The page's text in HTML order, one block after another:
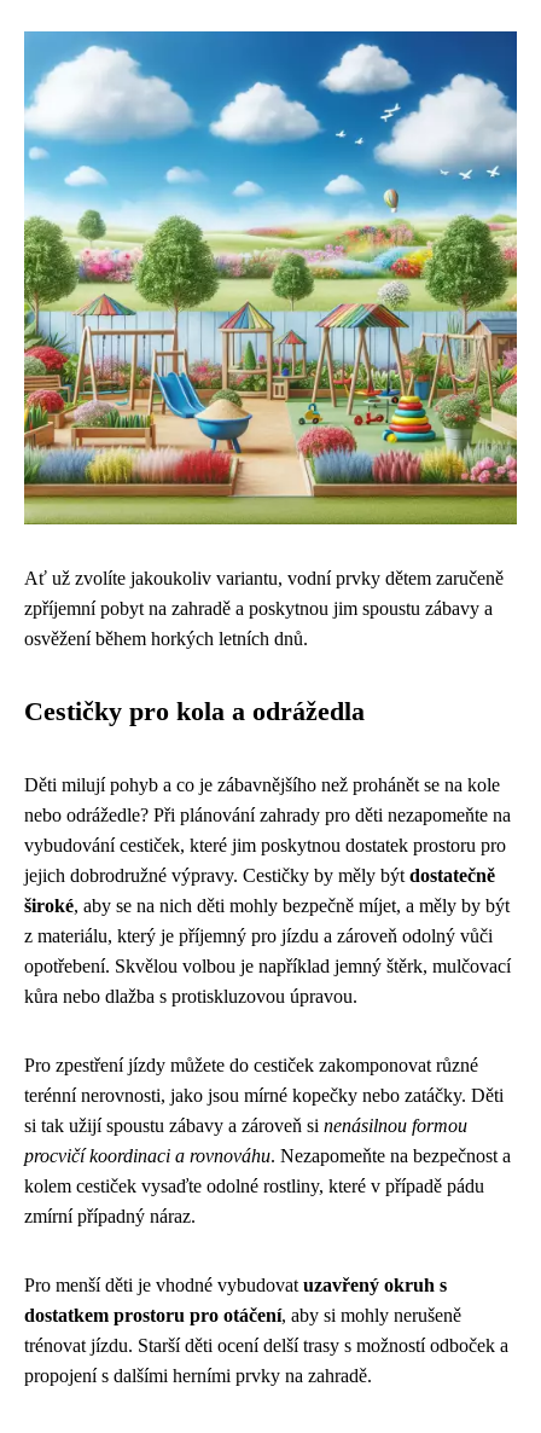
Ať už zvolíte jakoukoliv variantu, vodní prvky dětem zaručeně
zpříjemní pobyt na zahradě a poskytnou jim spoustu zábavy a
osvěžení během horkých letních dnů.
Cestičky pro kola a odrážedla
Děti milují pohyb a co je zábavnějšího než prohánět se na kole
nebo odrážedle? Při plánování zahrady pro děti nezapomeňte na
vybudování cestiček, které jim poskytnou dostatek prostoru pro
jejich dobrodružné výpravy. Cestičky by měly být dostatečně
široké, aby se na nich děti mohly bezpečně míjet, a měly by být
z materiálu, který je příjemný pro jízdu a zároveň odolný vůči
opotřebení. Skvělou volbou je například jemný štěrk, mulčovací
kůra nebo dlažba s protiskluzovou úpravou.
Pro zpestření jízdy můžete do cestiček zakomponovat různé
terénní nerovnosti, jako jsou mírné kopečky nebo zatáčky. Děti
si tak užijí spoustu zábavy a zároveň si nenásilnou formou
procvičí koordinaci a rovnováhu. Nezapomeňte na bezpečnost a
kolem cestiček vysaďte odolné rostliny, které v případě pádu
zmírní případný náraz.
Pro menší děti je vhodné vybudovat uzavřený okruh s
dostatkem prostoru pro otáčení, aby si mohly nerušeně
trénovat jízdu. Starší děti ocení delší trasy s možností odboček a
propojení s dalšími herními prvky na zahradě.